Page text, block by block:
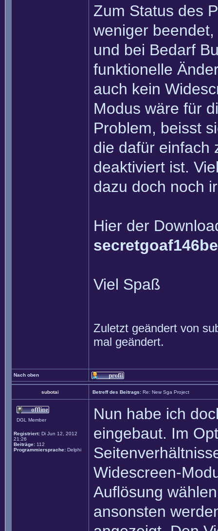
Zum Status des
weniger
und bei Bedarf
funktionelle
auch kein
Modus wäre für
Problem, beisst
die dafür einfach
deaktiviert ist.
dazu doch noch
Hier der
Viel Spaß
Zuletzt geändert von
mal geändert.
Nach oben
subotai Betreff des Beitrags: Re: New Sga Project
DGL Member
Registriert: Di Jun 12, 2012
21:26
Beiträge: 112
Programmiersprache: Delphi
Nun habe ich
eingebaut. Im
Widescreen-
Auflösung
ansonsten